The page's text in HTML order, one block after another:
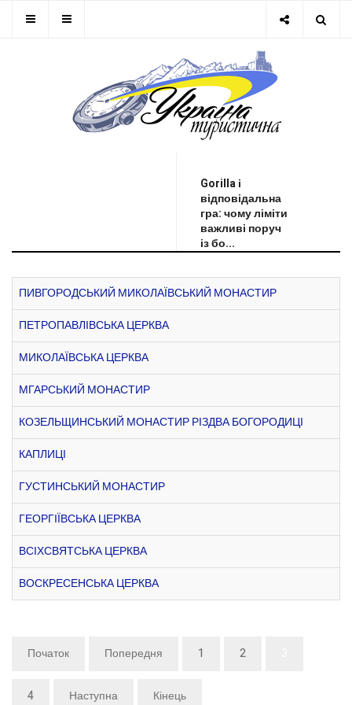
Gorilla і
відповідальна
гра: чому ліміти
важливі поруч
із бо...
ПИВГОРОДСЬКИЙ МИКОЛАЇВСЬКИЙ МОНАСТИР
ПЕТРОПАВЛІВСЬКА ЦЕРКВА
МИКОЛАЇВСЬКА ЦЕРКВА
МГАРСЬКИЙ МОНАСТИР
КОЗЕЛЬЩИНСЬКИЙ МОНАСТИР РІЗДВА БОГОРОДИЦІ
КАПЛИЦІ
ГУСТИНСЬКИЙ МОНАСТИР
ГЕОРГІЇВСЬКА ЦЕРКВА
ВСІХСВЯТСЬКА ЦЕРКВА
ВОСКРЕСЕНСЬКА ЦЕРКВА
Початок Попередня 1 2
4 Наступна Кінець